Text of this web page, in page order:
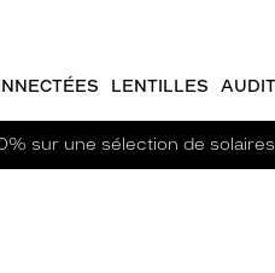
LENTILLES
sur une sélection de solaires